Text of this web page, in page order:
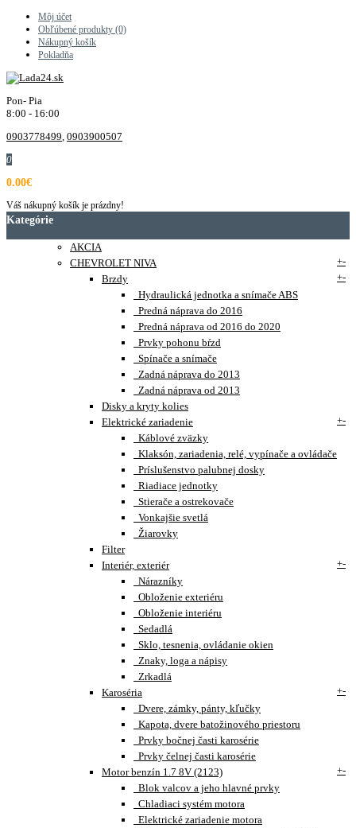
Môj účet
Obľúbené produkty (0)
Nákupný košík
Pokladňa
Pon- Pia
8:00 - 16:00
0903778499, 0903900507
0
0.00€
Váš nákupný košík je prázdny!
Kategórie
AKCIA
CHEVROLET NIVA
+-
Brzdy
+-
Hydraulická jednotka a snímače ABS
Predná náprava do 2016
Predná náprava od 2016 do 2020
Prvky pohonu bŕzd
Spínače a snímače
Zadná náprava do 2013
Zadná náprava od 2013
Disky a kryty kolies
Elektrické zariadenie
+-
Káblové zväzky
Klaksón, zariadenia, relé, vypínače a ovládače
Príslušenstvo palubnej dosky
Riadiace jednotky
Stierače a ostrekovače
Vonkajšie svetlá
Žiarovky
Filter
Interiér, exteriér
+-
Nárazníky
Obloženie exteriéru
Obloženie interiéru
Sedadlá
Sklo, tesnenia, ovládanie okien
Znaky, loga a nápisy
Zrkadlá
Karoséria
+-
Dvere, zámky, pánty, kľučky
Kapota, dvere batožinového priestoru
Prvky bočnej časti karosérie
Prvky čelnej časti karosérie
Motor benzín 1.7 8V (2123)
+-
Blok valcov a jeho hlavné prvky
Chladiaci systém motora
Elektrické zariadenie motora